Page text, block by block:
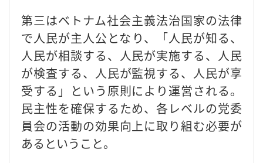
第三はベトナム社会主義法治国家の法律
で人民が主人公となり、「人民が知る、
人民が相談する、人民が実施する、人民
が検査する、人民が監視する、人民が享
受する」という原則により運営される。
民主性を確保するため、各レベルの党委
員会の活動の効果向上に取り組む必要が
あるということ。